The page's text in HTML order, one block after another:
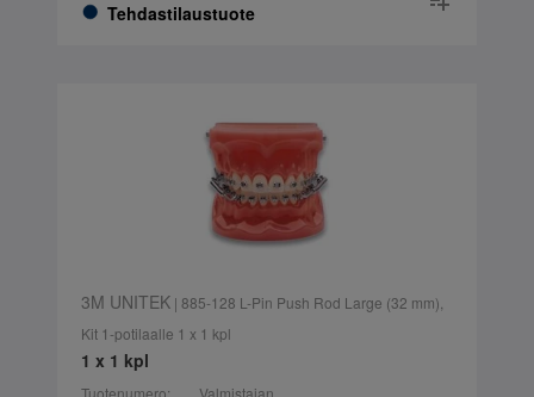
Tehdastilaustuote
3M UNITEK| 885-128 L-Pin Push Rod Large (32 mm),
Kit 1-potilaalle 1 x 1 kpl
1 x 1 kpl
Tuotenumero:
Valmistajan